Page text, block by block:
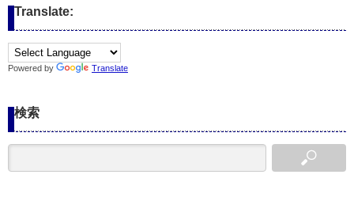
Translate:
Powered by Translate
検索